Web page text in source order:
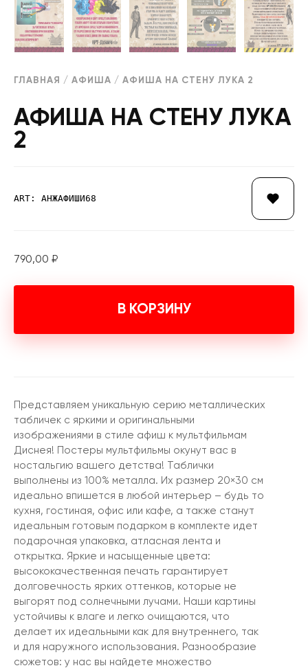
ГЛАВНАЯ / АФИША / АФИША НА СТЕНУ ЛУКА 2
АФИША НА СТЕНУ ЛУКА
2
ART: АНЖАФИШИ68
790,00 ₽
В КОРЗИНУ
Представляем уникальную серию металлических
табличек с яркими и оригинальными
изображениями в стиле афиш к мультфильмам
Диснея! Постеры мультфильмы окунут вас в
ностальгию вашего детства! Таблички
выполнены из 100% металла. Их размер 20×30 см
идеально впишется в любой интерьер – будь то
кухня, гостиная, офис или кафе, а также станут
идеальным готовым подарком в комплекте идет
подарочная упаковка, атласная лента и
открытка. Яркие и насыщенные цвета:
высококачественная печать гарантирует
долговечность ярких оттенков, которые не
выгорят под солнечными лучами. Наши картины
устойчивы к влаге и легко очищаются, что
делает их идеальными как для внутреннего, так
и для наружного использования. Разнообразие
сюжетов: у нас вы найдете множество